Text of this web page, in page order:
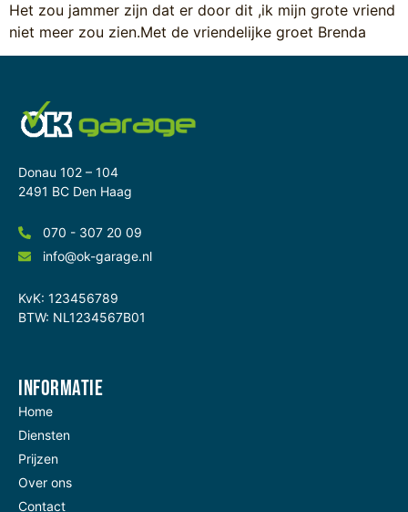
Het zou jammer zijn dat er door dit ,ik mijn grote vriend
niet meer zou zien.Met de vriendelijke groet Brenda
Donau 102 – 104
2491 BC Den Haag
070 - 307 20 09
info@ok-garage.nl
KvK: 123456789
BTW: NL1234567B01
Informatie
Home
Diensten
Prijzen
Over ons
Contact